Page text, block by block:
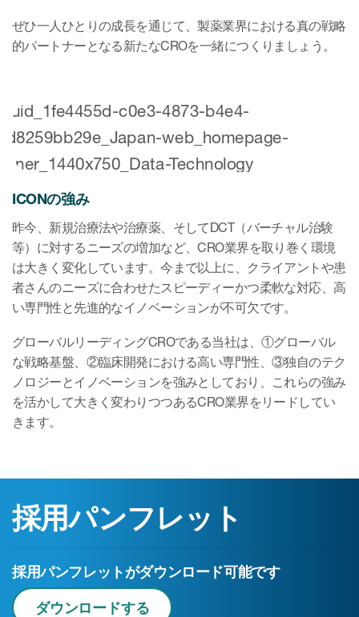
ぜひ一人ひとりの成長を通じて、製薬業界における真の戦略
的パートナーとなる新たなCROを一緒につくりましょう。
ICONの強み
昨今、新規治療法や治療薬、そしてDCT（バーチャル治験
等）に対するニーズの増加など、CRO業界を取り巻く環境
は大きく変化しています。今まで以上に、クライアントや患
者さんのニーズに合わせたスピーディーかつ柔軟な対応、高
い専門性と先進的なイノベーションが不可欠です。
グローバルリーディングCROである当社は、①グローバル
な戦略基盤、②臨床開発における高い専門性、③独自のテク
ノロジーとイノベーションを強みとしており、これらの強み
を活かして大きく変わりつつあるCRO業界をリードしてい
きます。
採用パンフレット
採用パンフレットがダウンロード可能です
ダウンロードする